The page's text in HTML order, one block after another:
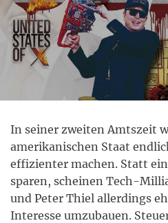
In seiner zweiten Amtszeit
amerikanischen Staat
effizienter machen. Statt
sparen, scheinen Tech-
und Peter Thiel allerdings
Interesse umzubauen.